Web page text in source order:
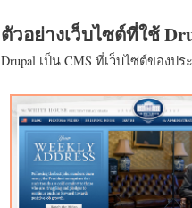
ตัวอย่างเว็บไซต์ที่ใช้
Drupal เป็น CMS ที่เว็บไซต์ของปร